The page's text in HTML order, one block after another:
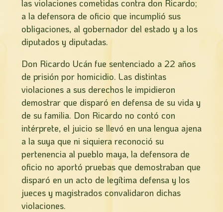
las violaciones cometidas contra don Ricardo;
a la defensora de oficio que incumplió sus
obligaciones, al gobernador del estado y a los
diputados y diputadas.
Don Ricardo Ucán fue sentenciado a 22 años
de prisión por homicidio. Las distintas
violaciones a sus derechos le impidieron
demostrar que disparó en defensa de su vida y
de su familia. Don Ricardo no contó con
intérprete, el juicio se llevó en una lengua ajena
a la suya que ni siquiera reconoció su
pertenencia al pueblo maya, la defensora de
oficio no aportó pruebas que demostraban que
disparó en un acto de legítima defensa y los
jueces y magistrados convalidaron dichas
violaciones.